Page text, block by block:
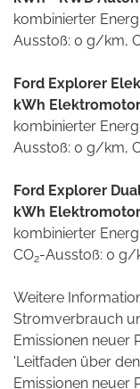
kombinierter
Ausstoß: 0 g/km,
Ford Explorer
kWh
kombinierter
Ausstoß: 0 g/km,
Ford Explorer
kWh
kombinierter
CO2-Ausstoß: 0 g/
Weitere
Stromverbrauch
Emissionen neuer
'Leitfaden über
Emissionen neuer